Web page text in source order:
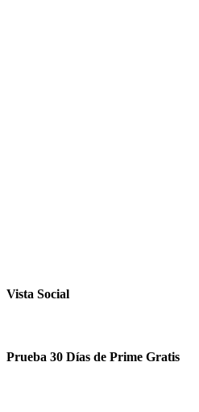
Vista Social
Prueba 30 Días de Prime Gratis